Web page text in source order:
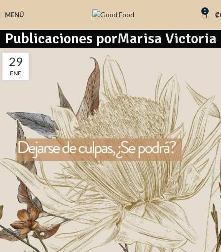
MENÚ 0 ₡
Publicaciones porMarisa Victoria
29
ENE